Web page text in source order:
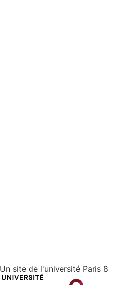
Un site de l'université Paris 8